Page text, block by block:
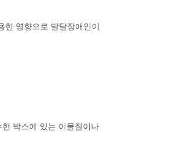
한 영향으로 발달장애인이
박스에 있는 이물질이나